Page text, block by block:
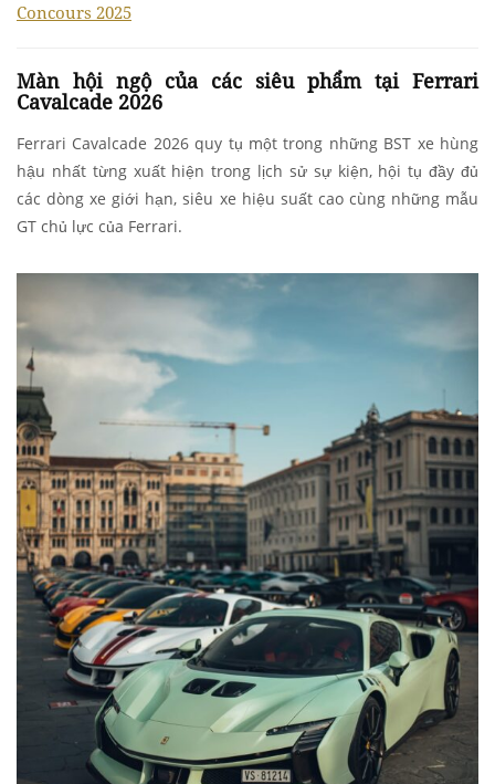
Concours 2025
Màn hội ngộ của các siêu phẩm tại Ferrari
Cavalcade 2026
Ferrari Cavalcade 2026 quy tụ một trong những BST xe hùng
hậu nhất từng xuất hiện trong lịch sử sự kiện, hội tụ đầy đủ
các dòng xe giới hạn, siêu xe hiệu suất cao cùng những mẫu
GT chủ lực của Ferrari.